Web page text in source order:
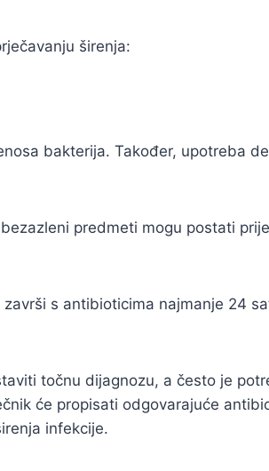
širenja:
bakterija. Također, upotreba
predmeti mogu postati
s antibioticima najmanje 24
točnu dijagnozu, a često je
će propisati odgovarajuće
infekcije.